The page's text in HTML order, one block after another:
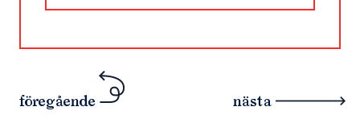
föregående nästa